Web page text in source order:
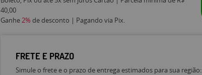
40,00
Ganhe2% de desconto | Pagando via Pix.
FRETE E PRAZO
Simule o frete e o prazo de entrega estimados para sua região: